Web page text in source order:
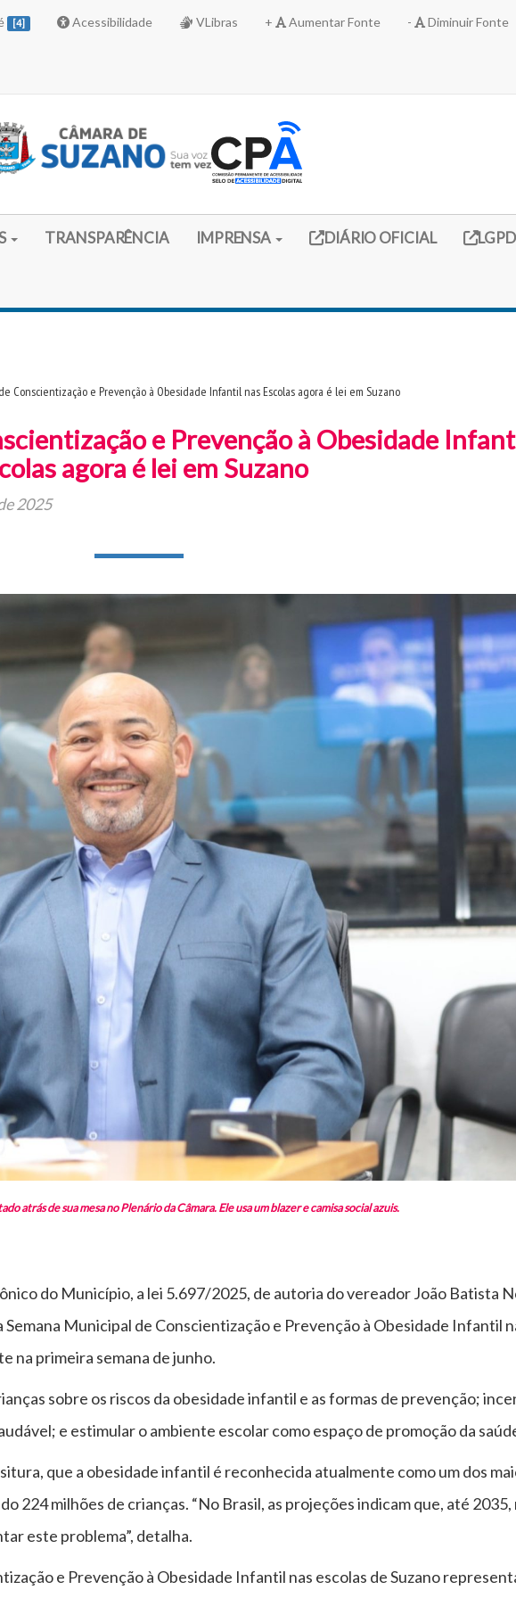
[4] Acessibilidade VLibras + Aumentar Fonte - Diminuir Fonte
TRANSPARÊNCIA IMPRENSA Link externo (site do diario
DIÁRIO OFICIAL LinkLGPD
Conscientização e Prevenção à Obesidade Infantil nas Escolas agora é lei em Suzano
e Prevenção à Obesidade
agora é lei em Suzano
2025
atrás de sua mesa no Plenário da Câmara. Ele usa um blazer e camisa social azuis.
do Município, a lei 5.697/2025, de autoria do vereador João Batista
Semana Municipal de Conscientização e Prevenção à Obesidade Infantil
na primeira semana de junho.
sobre os riscos da obesidade infantil e as formas de prevenção;
e estimular o ambiente escolar como espaço de promoção da
que a obesidade infantil é reconhecida atualmente como um dos
224 milhões de crianças. “No Brasil, as projeções indicam que, até
este problema”, detalha.
e Prevenção à Obesidade Infantil nas escolas de Suzano